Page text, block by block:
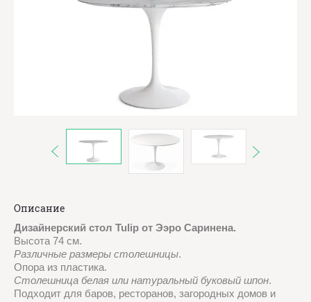
Описание
Дизайнерский стол Tulip от Ээро Саринена.
Высота 74 см.
Различные размеры столешницы.
Опора из пластика.
Столешница белая или натуральный буковый шпон.
Подходит для баров, ресторанов, загородных домов и